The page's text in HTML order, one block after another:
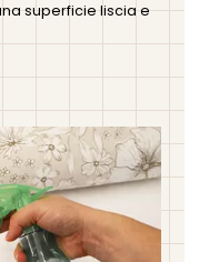
superficie liscia e